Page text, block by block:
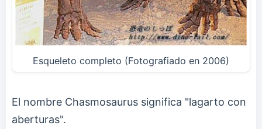
Esqueleto completo (Fotografiado en 2006)
El nombre Chasmosaurus significa "lagarto con
aberturas".